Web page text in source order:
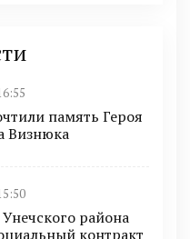
память Героя
Визнюка
района
контракт